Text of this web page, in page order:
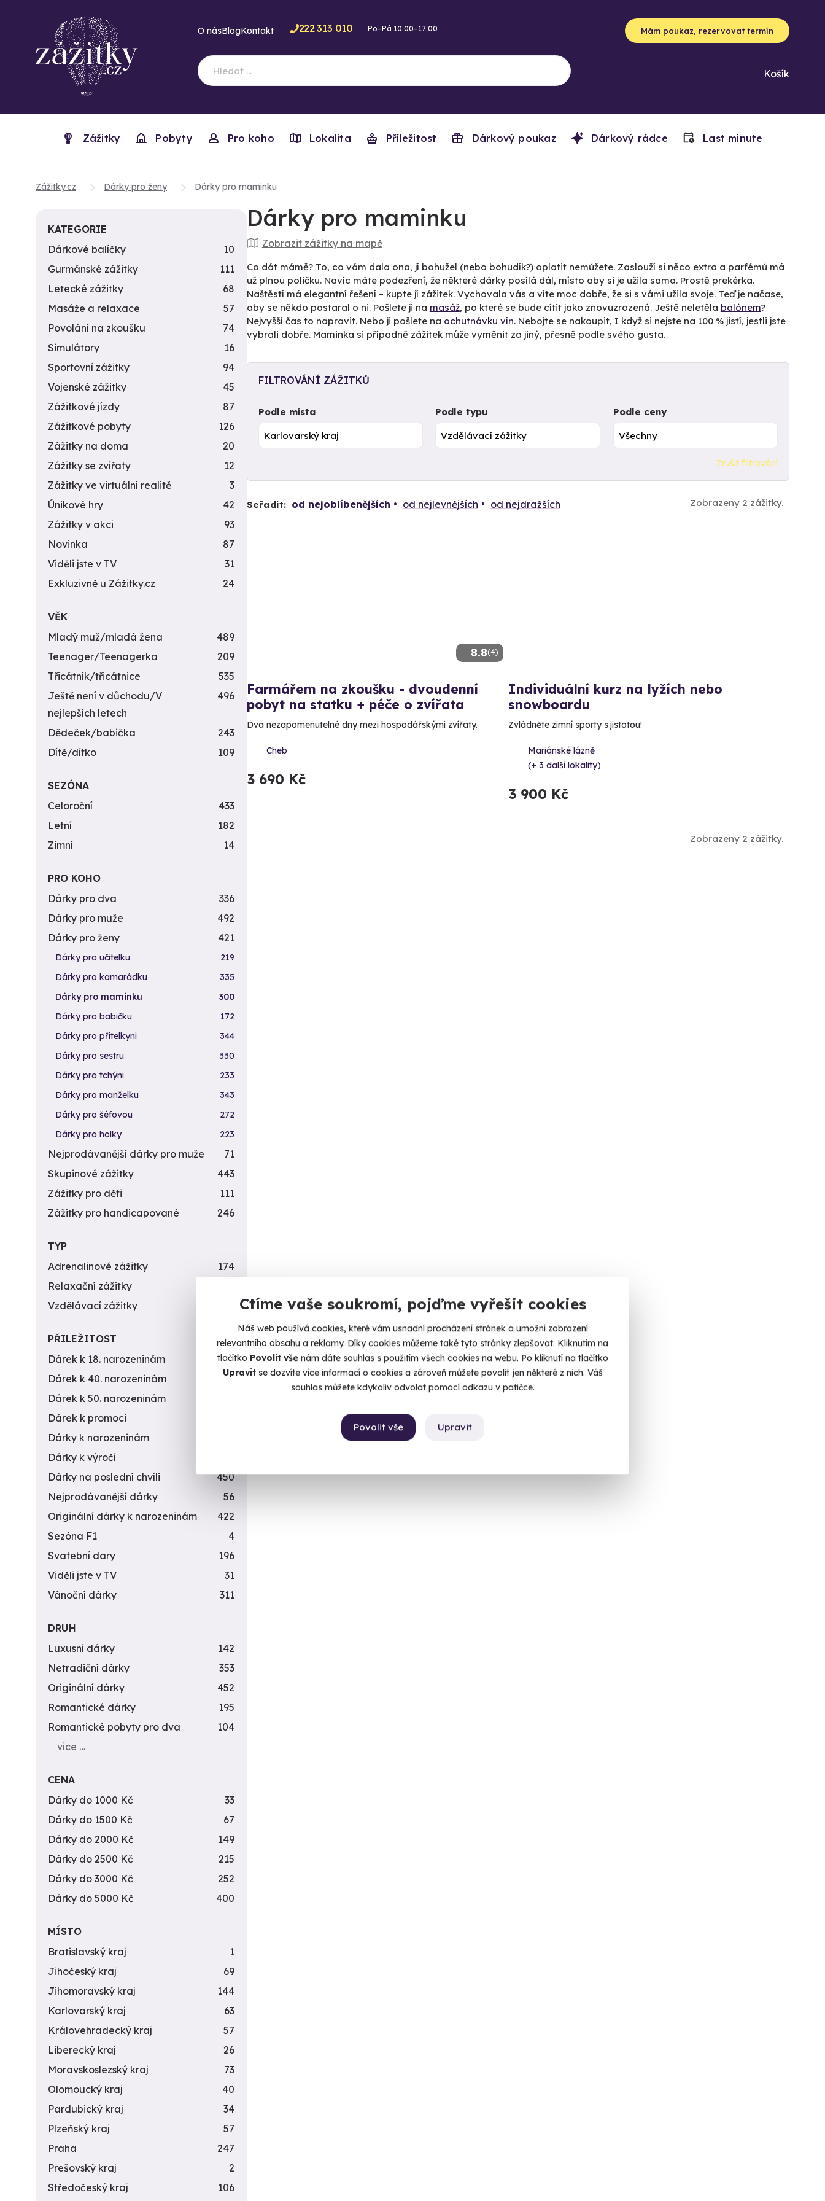
Ctíme vaše soukromí, pojďme vyřešit cookies
Náš web používá cookies, které vám usnadní procházení stránek a umožní zobrazení
relevantního obsahu a reklamy. Díky cookies můžeme také tyto stránky zlepšovat. Kliknutím na
tlačítko Povolit vše nám dáte souhlas s použitím všech cookies na webu. Po kliknutí na tlačítko
Upravitse dozvíte více informací o cookies a zároveň můžete povolit jen některé z nich. Váš
souhlas můžete kdykoliv odvolat pomocí odkazu v patičce.
Upravit
Povolit vše
O násBlogKontakt 222 313 010 Po–Pá 10:00–17:00 Mám poukaz, rezervovat termín
Košík
Zážitky Pobyty Pro koho Lokalita Příležitost Dárkový poukaz Dárkový rádce Last minute
Zážitky.cz Dárky pro ženy Dárky pro maminku
Dárky pro maminku
Zobrazit zážitky na mapě
Co dát mámě? To, co vám dala ona, jí bohužel (nebo bohudík?) oplatit nemůžete. Zaslouží si něco extra a parfémů má
už plnou poličku. Navíc máte podezření, že některé dárky posílá dál, místo aby si je užila sama. Prostě prekérka.
Naštěstí má elegantní řešení – kupte jí zážitek. Vychovala vás a víte moc dobře, že si s vámi užila svoje. Teď je načase,
aby se někdo postaral o ni. Pošlete ji na masáž, po které se bude cítit jako znovuzrozená. Ještě neletěla balónem?
Nejvyšší čas to napravit. Nebo ji pošlete na ochutnávku vín. Nebojte se nakoupit, I když si nejste na 100 % jistí, jestli jste
vybrali dobře. Maminka si případně zážitek může vyměnit za jiný, přesně podle svého gusta.
FILTROVÁNÍ ZÁŽITKŮ
Podle místa Podle typu Podle ceny
Zrušit filtrování
Seřadit: od nejoblíbenějších od nejlevnějších od nejdražších Zobrazeny 2 zážitky.
8.8(4)
Farmářem na zkoušku - dvoudenní
pobyt na statku + péče o zvířata
Dva nezapomenutelné dny mezi hospodářskými zvířaty.
Cheb
3 690 Kč
Individuální kurz na lyžích nebo
snowboardu
Zvládněte zimní sporty s jistotou!
Mariánské lázně
(+ 3 další lokality)
3 900 Kč
Zobrazeny 2 zážitky.
KATEGORIE
Dárkové balíčky
10
Gurmánské zážitky
111
Letecké zážitky
68
Masáže a relaxace
57
Povolání na zkoušku
74
Simulátory
16
Sportovní zážitky
94
Vojenské zážitky
45
Zážitkové jízdy
87
Zážitkové pobyty
126
Zážitky na doma
20
Zážitky se zvířaty
12
Zážitky ve virtuální realitě
3
Únikové hry
42
Zážitky v akci
93
Novinka
87
Viděli jste v TV
31
Exkluzivně u Zážitky.cz
24
VĚK
Mladý muž/mladá žena
489
Teenager/Teenagerka
209
Třicátník/třicátnice
535
Ještě není v důchodu/V
nejlepších letech
496
Dědeček/babička
243
Dítě/dítko
109
SEZÓNA
Celoroční
433
Letní
182
Zimní
14
PRO KOHO
Dárky pro dva
336
Dárky pro muže
492
Dárky pro ženy
421
Dárky pro učitelku
219
Dárky pro kamarádku
335
Dárky pro maminku
300
Dárky pro babičku
172
Dárky pro přítelkyni
344
Dárky pro sestru
330
Dárky pro tchýni
233
Dárky pro manželku
343
Dárky pro šéfovou
272
Dárky pro holky
223
Nejprodávanější dárky pro muže
71
Skupinové zážitky
443
Zážitky pro děti
111
Zážitky pro handicapované
246
TYP
Adrenalinové zážitky
174
Relaxační zážitky
Vzdělávací zážitky
PŘILEŽITOST
Dárek k 18. narozeninám
256
Dárek k 40. narozeninám
453
Dárek k 50. narozeninám
Dárek k promoci
Dárky k narozeninám
Dárky k výročí
Dárky na poslední chvíli
450
Nejprodávanější dárky
56
Originální dárky k narozeninám
422
Sezóna F1
4
Svatební dary
196
Viděli jste v TV
31
Vánoční dárky
311
DRUH
Luxusní dárky
142
Netradiční dárky
353
Originální dárky
452
Romantické dárky
195
Romantické pobyty pro dva
104
více …
CENA
Dárky do 1000 Kč
33
Dárky do 1500 Kč
67
Dárky do 2000 Kč
149
Dárky do 2500 Kč
215
Dárky do 3000 Kč
252
Dárky do 5000 Kč
400
MÍSTO
Bratislavský kraj
1
Jihočeský kraj
69
Jihomoravský kraj
144
Karlovarský kraj
63
Královehradecký kraj
57
Liberecký kraj
26
Moravskoslezský kraj
73
Olomoucký kraj
40
Pardubický kraj
34
Plzeňský kraj
57
Praha
247
Prešovský kraj
2
Středočeský kraj
106